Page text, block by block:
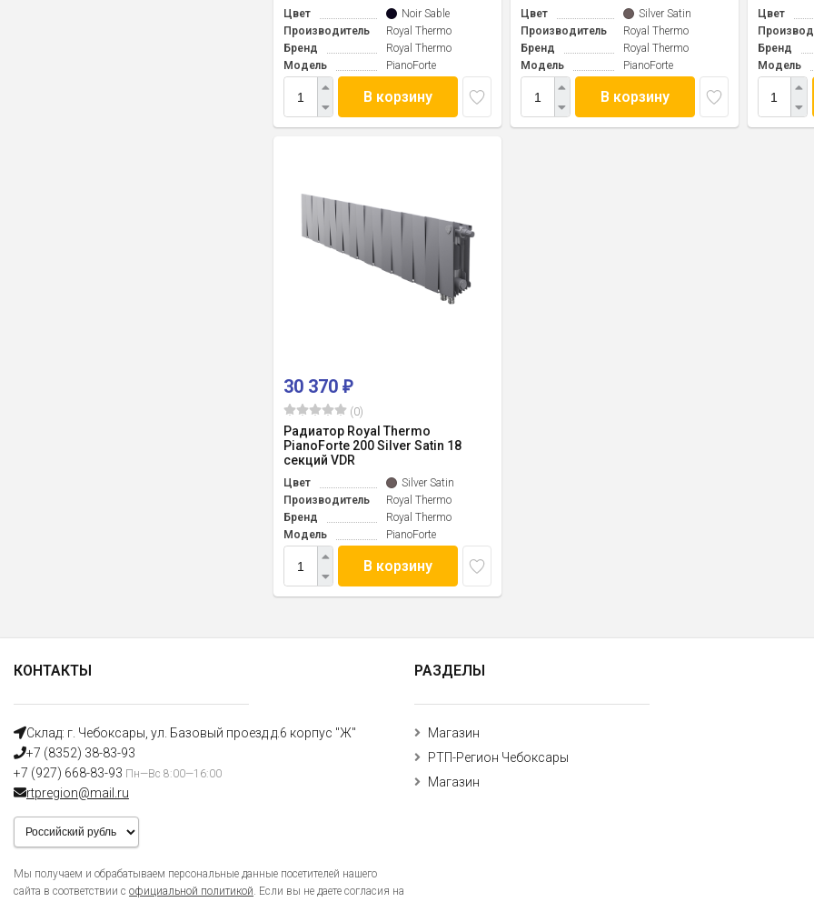
Цвет
Noir Sable
Производитель
Royal Thermo
Бренд
Royal Thermo
Модель
PianoForte
В корзину
Цвет
Silver Satin
Производитель
Royal Thermo
Бренд
Royal Thermo
Модель
PianoForte
В корзину
Цвет
Бренд
Модель
30 370₽
(0)
Радиатор Royal Thermo
PianoForte 200 Silver Satin 18
секций VDR
Цвет
Silver Satin
Производитель
Royal Thermo
Бренд
Royal Thermo
Модель
PianoForte
В корзину
КОНТАКТЫ
Склад: г. Чебоксары, ул. Базовый проезд д.6 корпус "Ж"
+7 (8352) 38-83-93
+7 (927) 668-83-93 Пн—Вс 8:00—16:00
rtpregion@mail.ru
Мы получаем и обрабатываем персональные данные посетителей нашего
сайта в соответствии с официальной политикой. Если вы не даете согласия на
РАЗДЕЛЫ
Магазин
РТП-Регион Чебоксары
Магазин